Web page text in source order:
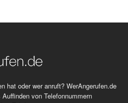
hat oder wer anruft? WerAngerufen.de
von Telefonnummern